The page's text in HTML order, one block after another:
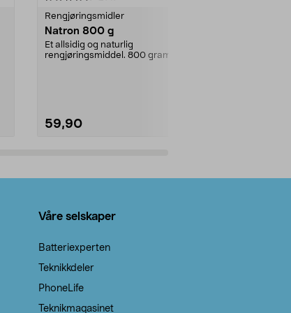
Rengjøringsmidler
Natron 800 g
Et allsidig og naturlig
rengjøringsmiddel. 800 gram
59,90
Våre selskaper
Batteriexperten
Teknikkdeler
PhoneLife
Teknikmagasinet